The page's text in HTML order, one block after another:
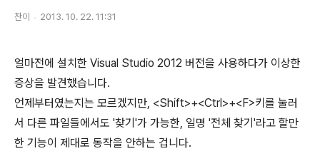
찬이 2013. 10. 22. 11:31
얼마전에 설치한 Visual Studio 2012 버전을 사용하다가 이상한
증상을 발견했습니다.
언제부터였는지는 모르겠지만, <Shift>+<Ctrl>+<F>키를 눌러
서 다른 파일들에서도 '찾기'가 가능한, 일명 '전체 찾기'라고 할만
한 기능이 제대로 동작을 안하는 겁니다.